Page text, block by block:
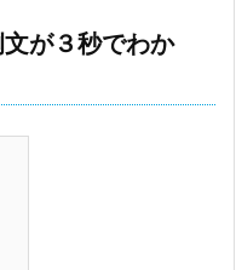
文が３秒でわか